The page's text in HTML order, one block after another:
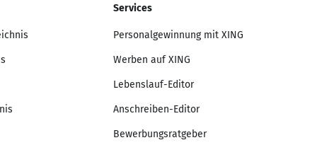
Services
Personalgewinnung mit XING
Werben auf XING
Lebenslauf-Editor
Anschreiben-Editor
Bewerbungsratgeber